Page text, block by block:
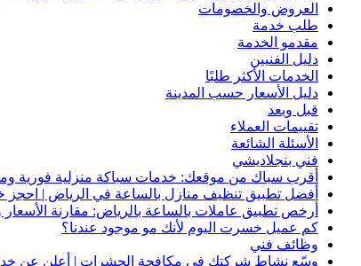
العروض والخصومات
طلب خدمة
مقدمو الخدمة
دليل الفنيين
الخدمات الأكثر طلبًا
دليل الأسعار حسب المدينة
قبل وبعد
تقييمات العملاء
الأسئلة الشائعة
فني بنجلاديشي
أقرب سباك من موقعك: خدمات سباكة منزلية فورية
أفضل تطبيق تنظيف منازل بالساعة في الرياض | احجز
أرخص تطبيق عاملات بالساعة بالرياض: مقارنة الأسعار
كم عميل خسرت اليوم لأنك مو موجود عندنا؟
وظائف فني
وسّع نشاط شركتك في مكافحة الحشرات | أعلن عن